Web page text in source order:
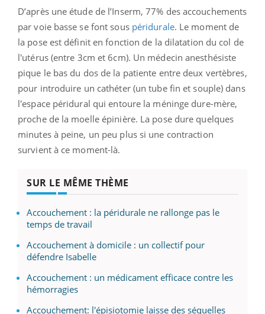
D’après une étude de l’Inserm, 77% des accouchements
par voie basse se font sous péridurale. Le moment de
la pose est définit en fonction de la dilatation du col de
l'utérus (entre 3cm et 6cm). Un médecin anesthésiste
pique le bas du dos de la patiente entre deux vertèbres,
pour introduire un cathéter (un tube fin et souple) dans
l'espace péridural qui entoure la méninge dure-mère,
proche de la moelle épinière. La pose dure quelques
minutes à peine, un peu plus si une contraction
survient à ce moment-là.
SUR LE MÊME THÈME
Accouchement : la péridurale ne rallonge pas le
temps de travail
Accouchement à domicile : un collectif pour
défendre Isabelle
Accouchement : un médicament efficace contre les
hémorragies
Accouchement: l'épisiotomie laisse des séquelles